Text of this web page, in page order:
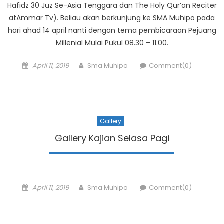
Hafidz 30 Juz Se-Asia Tenggara dan The Holy Qur’an Reciter
atAmmar Tv). Beliau akan berkunjung ke SMA Muhipo pada
hari ahad 14 april nanti dengan tema pembicaraan Pejuang
Millenial Mulai Pukul 08.30 – 11.00.
Posted
April 11, 2019 Author
Sma Muhipo Comment(0)
Gallery
Gallery Kajian Selasa Pagi
Posted
April 11, 2019 Author
Sma Muhipo Comment(0)